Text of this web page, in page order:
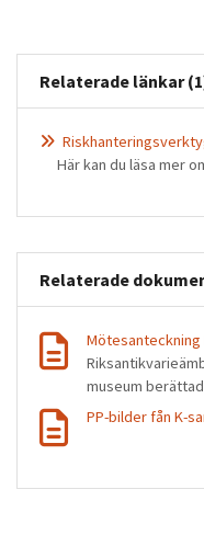
Relaterade länkar
Här kan du läsa mer
Relaterade
Mötesanteckning
museum
PP-bilder fån K-